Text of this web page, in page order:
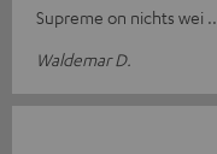
Supreme on nichts wei
Waldemar D.